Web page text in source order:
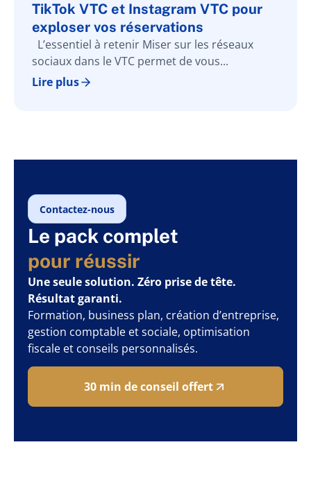
TikTok VTC et Instagram VTC pour
exploser vos réservations
L’essentiel à retenir Miser sur les réseaux
sociaux dans le VTC permet de vous...
Lire plus
Contactez-nous
Le pack complet
pour réussir
Une seule solution. Zéro prise de tête.
Résultat garanti.
Formation, business plan, création d’entreprise,
gestion comptable et sociale, optimisation
fiscale et conseils personnalisés.
30 min de conseil offert